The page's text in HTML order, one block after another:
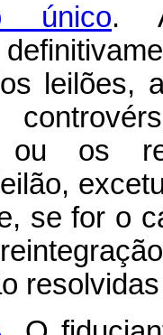
único.
leilões,
ou os
se for o